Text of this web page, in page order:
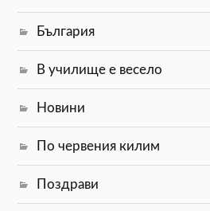
България
В училище е весело
Новини
По червения килим
Поздрави